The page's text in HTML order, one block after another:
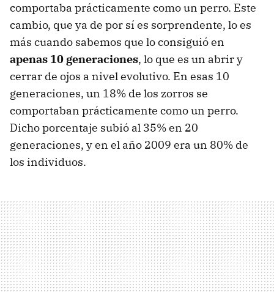
comportaba prácticamente como un perro. Este
cambio, que ya de por sí es sorprendente, lo es
más cuando sabemos que lo consiguió en
apenas 10 generaciones, lo que es un abrir y
cerrar de ojos a nivel evolutivo. En esas 10
generaciones, un 18% de los zorros se
comportaban prácticamente como un perro.
Dicho porcentaje subió al 35% en 20
generaciones, y en el año 2009 era un 80% de
los individuos.